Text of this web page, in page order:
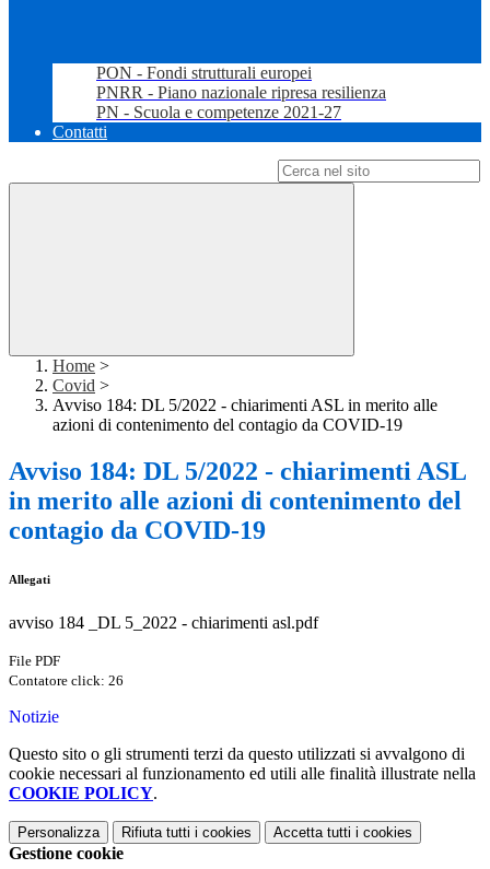
PON - Fondi strutturali europei
PNRR - Piano nazionale ripresa resilienza
PN - Scuola e competenze 2021-27
Contatti
Home >
Covid >
Avviso 184: DL 5/2022 - chiarimenti ASL in merito alle
azioni di contenimento del contagio da COVID-19
Avviso 184: DL 5/2022 - chiarimenti ASL
in merito alle azioni di contenimento del
contagio da COVID-19
Allegati
avviso 184 _DL 5_2022 - chiarimenti asl.pdf
File PDF
Contatore click: 26
Notizie
Questo sito o gli strumenti terzi da questo utilizzati si avvalgono di
cookie necessari al funzionamento ed utili alle finalità illustrate nella
COOKIE POLICY.
Personalizza Rifiuta tutti i cookies Accetta tutti i cookies
Gestione cookie